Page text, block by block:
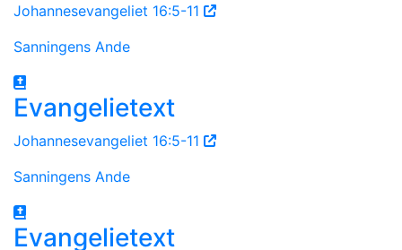
Johannesevangeliet 16:5-11
Sanningens Ande
Evangelietext
Johannesevangeliet 16:5-11
Sanningens Ande
Evangelietext